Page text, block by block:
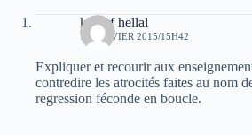
khelaf hellal
15 JANVIER 2015/15H42
Expliquer et recourir aux
contredire les atrocités faites au nom
regression féconde en boucle.